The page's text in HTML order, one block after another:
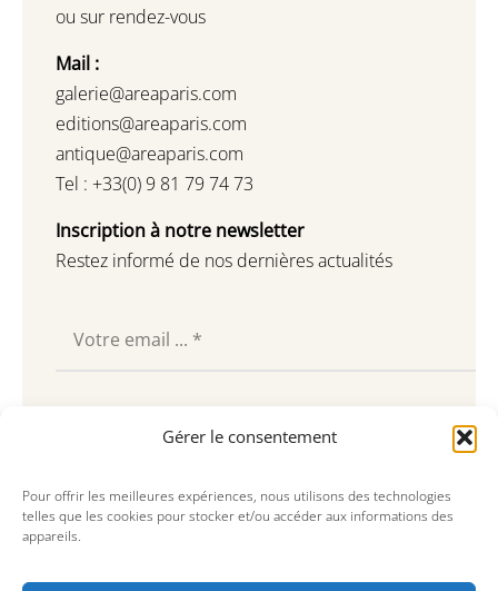
Gérer le consentement
Pour offrir les meilleures expériences, nous utilisons des technologies
telles que les cookies pour stocker et/ou accéder aux informations des
appareils.
ou sur rendez-vous
Mail :
galerie@areaparis.com
editions@areaparis.com
antique@areaparis.com
Tel : +33(0) 9 81 79 74 73
Inscription à notre newsletter
Restez informé de nos dernières actualités
Souscrire